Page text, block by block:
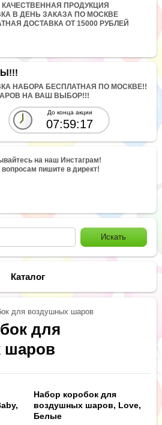
КАЧЕСТВЕННАЯ ПРОДУКЦИЯ
В ДЕНЬ ЗАКАЗА ПО МОСКВЕ
ДОСТАВКА ОТ 15000 РУБЛЕЙ
НАБОРА БЕСПЛАТНАЯ ПО МОСКВЕ!!
НА ВАШ ВЫБОР!!!
До конца акции
07:59:17
на наш Инстаграм!
пишите в директ!
Каталог
для воздушных шаров
для
шаров
Набор коробок для
воздушных шаров, Love,
Белые